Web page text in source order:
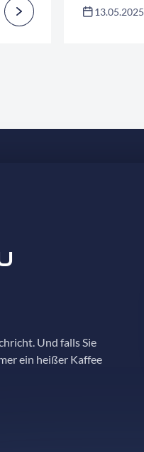
13.05.2025
Und falls Sie
ein heißer Kaffee